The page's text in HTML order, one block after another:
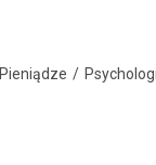
Pieniądze /